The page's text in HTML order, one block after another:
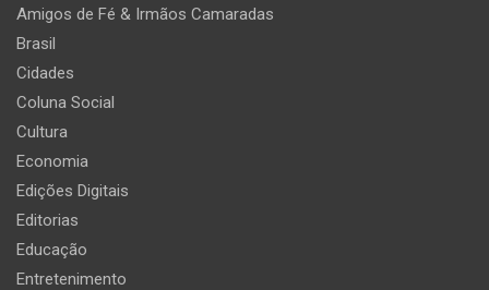
Amigos de Fé & Irmãos Camaradas
Brasil
Cidades
Coluna Social
Cultura
Economia
Edições Digitais
Editorias
Educação
Entretenimento